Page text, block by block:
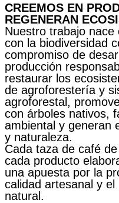
CREEMOS EN
REGENERAN
Nuestro trabajo
con la biodiversidad
compromiso de
producción
restaurar los
de agroforestería y
agroforestal,
con árboles nativos,
ambiental y generan
y naturaleza.
Cada taza de café
cada producto
una apuesta por la
calidad artesanal y
natural.